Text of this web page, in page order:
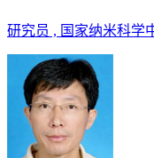
研究员 , 国家纳米科学